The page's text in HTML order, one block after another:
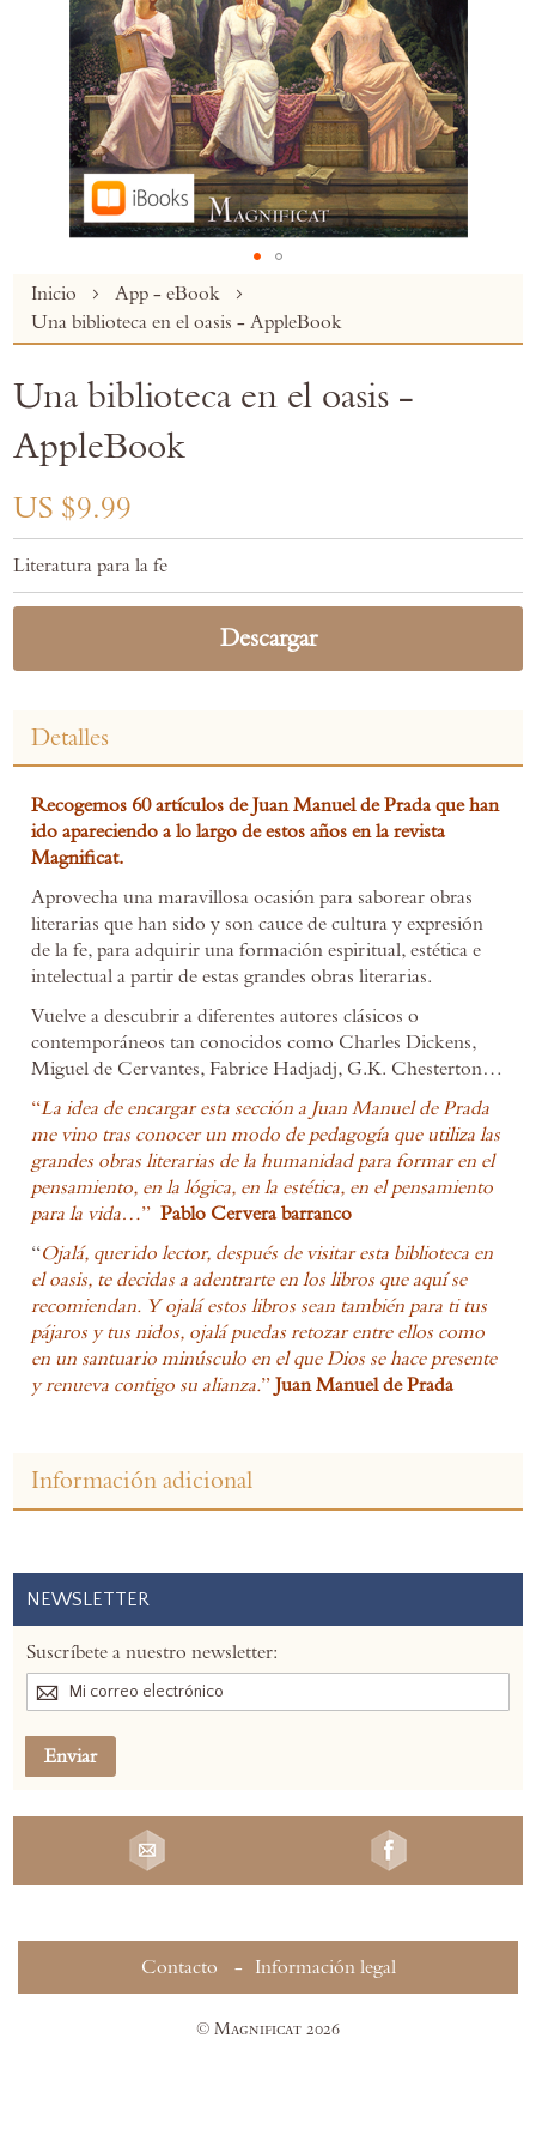
Inicio
App - eBook
Una biblioteca en el oasis - AppleBook
Skip
the
of
images
gallery
Una biblioteca en el oasis -
AppleBook
US $9.99
Literatura para la fe
Descargar
Detalles
Recogemos 60 artículos de Juan Manuel de Prada que han
ido apareciendo a lo largo de estos años en la revista
Magnificat.
Aprovecha una maravillosa ocasión para saborear obras
literarias que han sido y son cauce de cultura y expresión
de la fe, para adquirir una formación espiritual, estética e
intelectual a partir de estas grandes obras literarias.
Vuelve a descubrir a diferentes autores clásicos o
contemporáneos tan conocidos como Charles Dickens,
Miguel de Cervantes, Fabrice Hadjadj, G.K. Chesterton…
“La idea de encargar esta sección a Juan Manuel de Prada
me vino tras conocer un modo de pedagogía que utiliza las
grandes obras literarias de la humanidad para formar en el
pensamiento, en la lógica, en la estética, en el pensamiento
para la vida…” Pablo Cervera barranco
“Ojalá, querido lector, después de visitar esta biblioteca en
el oasis, te decidas a adentrarte en los libros que aquí se
recomiendan. Y ojalá estos libros sean también para ti tus
pájaros y tus nidos, ojalá puedas retozar entre ellos como
en un santuario minúsculo en el que Dios se hace presente
y renueva contigo su alianza.” Juan Manuel de Prada
Información adicional
NEWSLETTER
Suscríbete a nuestro newsletter:
Enviar
Contacto Información legal
© Magnificat 2026